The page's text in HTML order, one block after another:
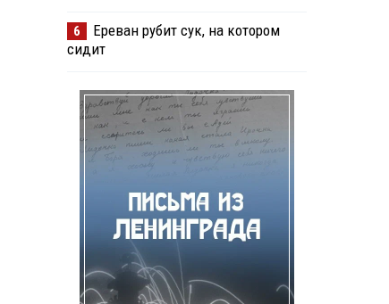
6
Ереван рубит сук, на котором
сидит